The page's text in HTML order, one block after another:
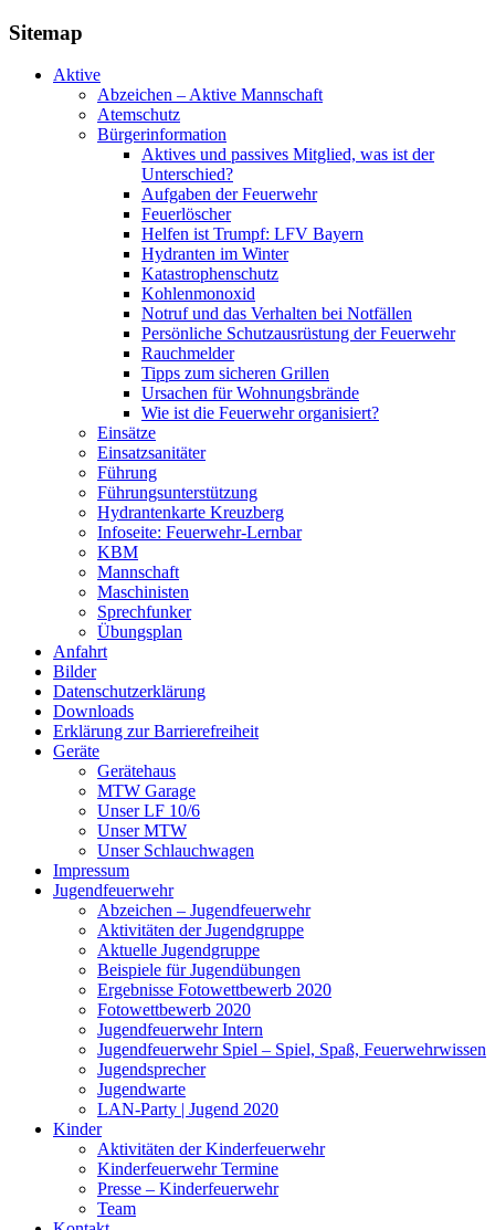
Sitemap
Aktive
Abzeichen – Aktive Mannschaft
Atemschutz
Bürgerinformation
Aktives und passives Mitglied, was ist der
Unterschied?
Aufgaben der Feuerwehr
Feuerlöscher
Helfen ist Trumpf: LFV Bayern
Hydranten im Winter
Katastrophenschutz
Kohlenmonoxid
Notruf und das Verhalten bei Notfällen
Persönliche Schutzausrüstung der Feuerwehr
Rauchmelder
Tipps zum sicheren Grillen
Ursachen für Wohnungsbrände
Wie ist die Feuerwehr organisiert?
Einsätze
Einsatzsanitäter
Führung
Führungsunterstützung
Hydrantenkarte Kreuzberg
Infoseite: Feuerwehr-Lernbar
KBM
Mannschaft
Maschinisten
Sprechfunker
Übungsplan
Anfahrt
Bilder
Datenschutzerklärung
Downloads
Erklärung zur Barriere­frei­heit
Geräte
Gerätehaus
MTW Garage
Unser LF 10/6
Unser MTW
Unser Schlauchwagen
Impressum
Jugendfeuerwehr
Abzeichen – Jugendfeuerwehr
Aktivitäten der Jugendgruppe
Aktuelle Jugendgruppe
Beispiele für Jugendübungen
Ergebnisse Fotowettbewerb 2020
Fotowettbewerb 2020
Jugendfeuerwehr Intern
Jugendfeuerwehr Spiel – Spiel, Spaß, Feuerwehrwissen
Jugendsprecher
Jugendwarte
LAN-Party | Jugend 2020
Kinder
Aktivitäten der Kinderfeuerwehr
Kinderfeuerwehr Termine
Presse – Kinderfeuerwehr
Team